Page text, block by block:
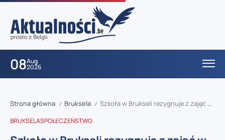
08Aug
2026
Strona główna / Bruksela / Szkoła w Brukseli rezygnuje z zajęć w środy
BRUKSELASPOŁECZEŃSTWO